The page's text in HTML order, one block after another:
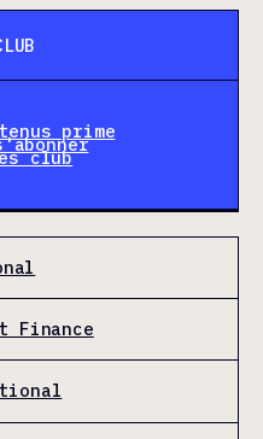
prime
club
Finance